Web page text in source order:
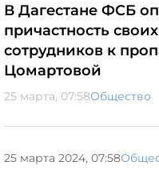
В Дагестане ФСБ
причастность своих
сотрудников к
Цомартовой
25 марта, 07:58Общество
25 марта 2024, 07:58